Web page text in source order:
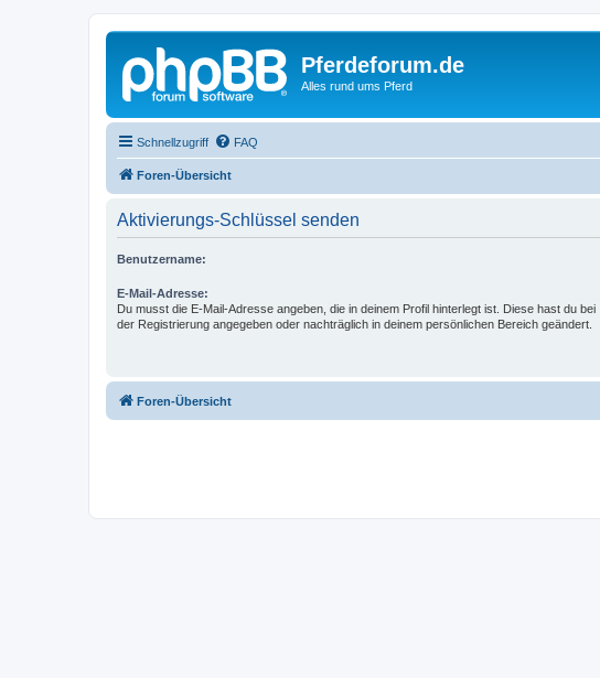
Pferdeforum.de
Alles rund ums Pferd
Schnellzugriff FAQ
Foren-Übersicht
Aktivierungs-Schlüssel senden
Benutzername:
E-Mail-Adresse:
Du musst die E-Mail-Adresse angeben, die in deinem Profil hinterlegt ist. Diese hast du bei
der Registrierung angegeben oder nachträglich in deinem persönlichen Bereich geändert.
Foren-Übersicht